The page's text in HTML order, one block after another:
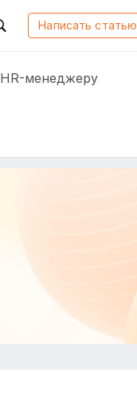
Написать статью
HR-менеджеру